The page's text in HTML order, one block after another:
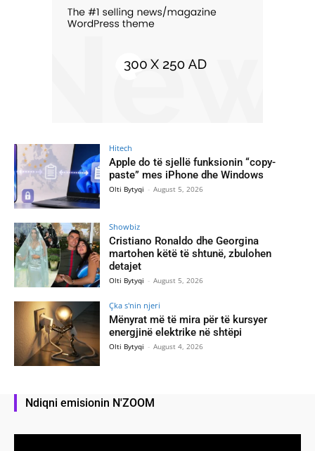
Hitech
Apple do të sjellë funksionin “copy-
paste” mes iPhone dhe Windows
Olti Bytyqi - August 5, 2026
Showbiz
Cristiano Ronaldo dhe Georgina
martohen këtë të shtunë, zbulohen
detajet
Olti Bytyqi - August 5, 2026
Çka s'nin njeri
Mënyrat më të mira për të kursyer
energjinë elektrike në shtëpi
Olti Bytyqi - August 4, 2026
Ndiqni emisionin N'ZOOM